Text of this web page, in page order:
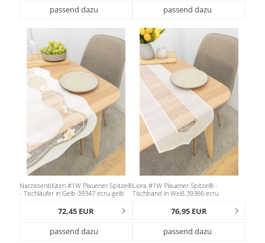
passend dazu
passend dazu
Narzissenblüten #1W Plauener Spitze®
- Tischläufer in Gelb 39347 ecru-gelb
72,45 EUR
passend dazu
Liora #1W Plauener Spitze® -
Tischband in Weiß 39366 ecru
76,95 EUR
passend dazu